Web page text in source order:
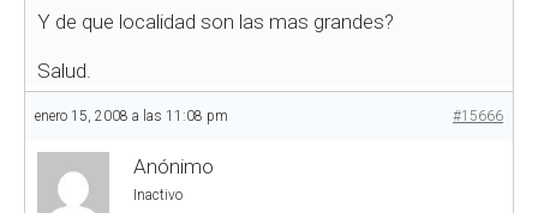
Y de que localidad son las mas grandes?
Salud.
enero 15, 2008 a las 11:08 pm #15666
Anónimo
Inactivo